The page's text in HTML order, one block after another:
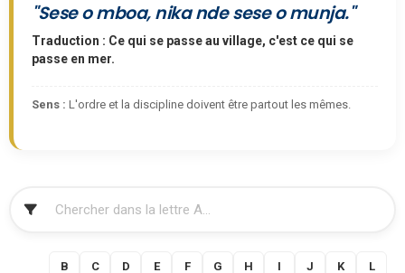
"Sese o mboa, nika nde sese o munja."
Traduction : Ce qui se passe au village, c'est ce qui se
passe en mer.
Sens : L'ordre et la discipline doivent être partout les mêmes.
B C D E F G H I J K L